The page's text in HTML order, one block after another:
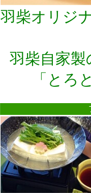
羽柴オリジ
羽柴自家
「とろ